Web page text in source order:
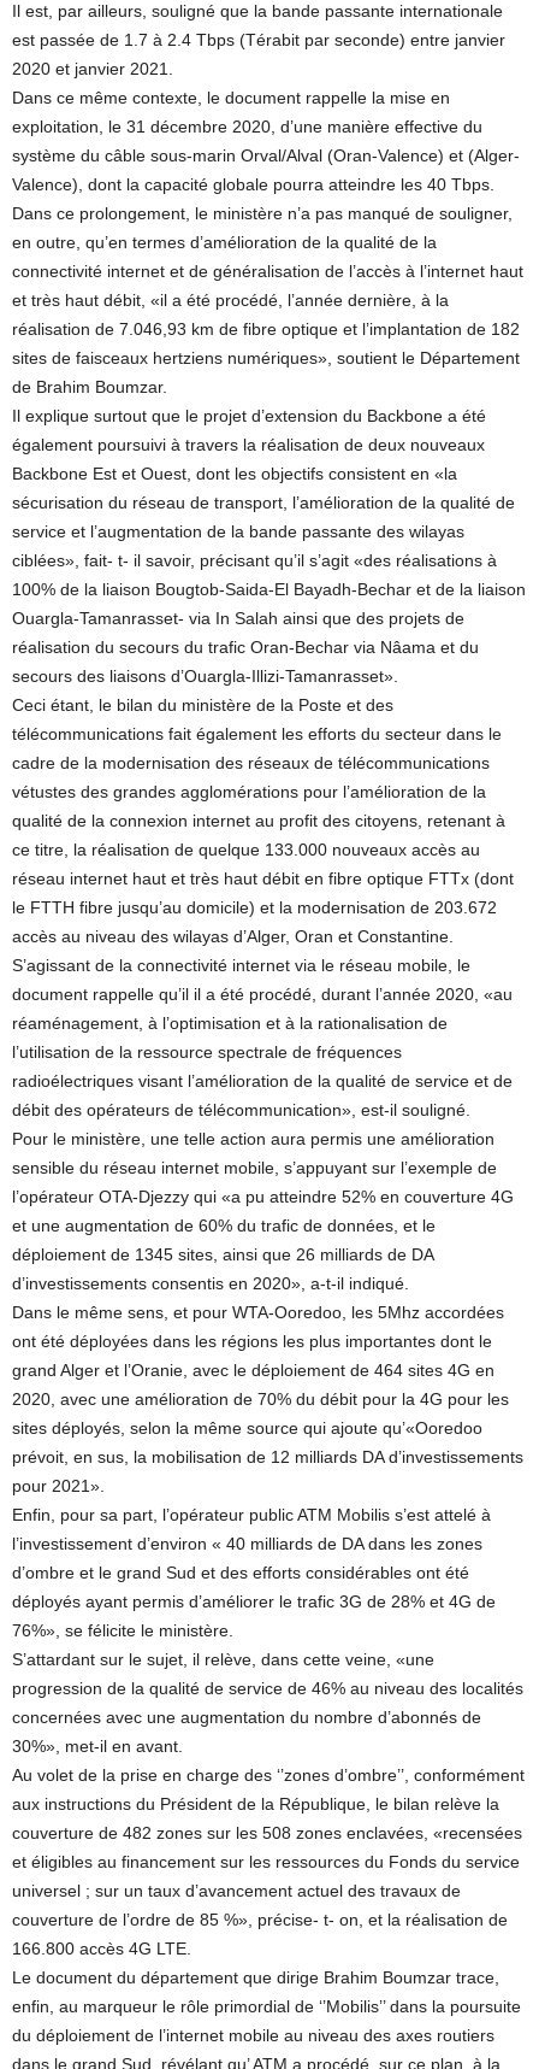
Il est, par ailleurs, souligné que la bande passante internationale
est passée de 1.7 à 2.4 Tbps (Térabit par seconde) entre janvier
2020 et janvier 2021.
Dans ce même contexte, le document rappelle la mise en
exploitation, le 31 décembre 2020, d’une manière effective du
système du câble sous-marin Orval/Alval (Oran-Valence) et (Alger-
Valence), dont la capacité globale pourra atteindre les 40 Tbps.
Dans ce prolongement, le ministère n’a pas manqué de souligner,
en outre, qu’en termes d’amélioration de la qualité de la
connectivité internet et de généralisation de l’accès à l’internet haut
et très haut débit, «il a été procédé, l’année dernière, à la
réalisation de 7.046,93 km de fibre optique et l’implantation de 182
sites de faisceaux hertziens numériques», soutient le Département
de Brahim Boumzar.
Il explique surtout que le projet d’extension du Backbone a été
également poursuivi à travers la réalisation de deux nouveaux
Backbone Est et Ouest, dont les objectifs consistent en «la
sécurisation du réseau de transport, l’amélioration de la qualité de
service et l’augmentation de la bande passante des wilayas
ciblées», fait- t- il savoir, précisant qu’il s’agit «des réalisations à
100% de la liaison Bougtob-Saida-El Bayadh-Bechar et de la liaison
Ouargla-Tamanrasset- via In Salah ainsi que des projets de
réalisation du secours du trafic Oran-Bechar via Nâama et du
secours des liaisons d’Ouargla-Illizi-Tamanrasset».
Ceci étant, le bilan du ministère de la Poste et des
télécommunications fait également les efforts du secteur dans le
cadre de la modernisation des réseaux de télécommunications
vétustes des grandes agglomérations pour l’amélioration de la
qualité de la connexion internet au profit des citoyens, retenant à
ce titre, la réalisation de quelque 133.000 nouveaux accès au
réseau internet haut et très haut débit en fibre optique FTTx (dont
le FTTH fibre jusqu’au domicile) et la modernisation de 203.672
accès au niveau des wilayas d’Alger, Oran et Constantine.
S’agissant de la connectivité internet via le réseau mobile, le
document rappelle qu’il il a été procédé, durant l’année 2020, «au
réaménagement, à l’optimisation et à la rationalisation de
l’utilisation de la ressource spectrale de fréquences
radioélectriques visant l’amélioration de la qualité de service et de
débit des opérateurs de télécommunication», est-il souligné.
Pour le ministère, une telle action aura permis une amélioration
sensible du réseau internet mobile, s’appuyant sur l’exemple de
l’opérateur OTA-Djezzy qui «a pu atteindre 52% en couverture 4G
et une augmentation de 60% du trafic de données, et le
déploiement de 1345 sites, ainsi que 26 milliards de DA
d’investissements consentis en 2020», a-t-il indiqué.
Dans le même sens, et pour WTA-Ooredoo, les 5Mhz accordées
ont été déployées dans les régions les plus importantes dont le
grand Alger et l’Oranie, avec le déploiement de 464 sites 4G en
2020, avec une amélioration de 70% du débit pour la 4G pour les
sites déployés, selon la même source qui ajoute qu’«Ooredoo
prévoit, en sus, la mobilisation de 12 milliards DA d’investissements
pour 2021».
Enfin, pour sa part, l’opérateur public ATM Mobilis s’est attelé à
l’investissement d’environ « 40 milliards de DA dans les zones
d’ombre et le grand Sud et des efforts considérables ont été
déployés ayant permis d’améliorer le trafic 3G de 28% et 4G de
76%», se félicite le ministère.
S’attardant sur le sujet, il relève, dans cette veine, «une
progression de la qualité de service de 46% au niveau des localités
concernées avec une augmentation du nombre d’abonnés de
30%», met-il en avant.
Au volet de la prise en charge des ‘’zones d’ombre’’, conformément
aux instructions du Président de la République, le bilan relève la
couverture de 482 zones sur les 508 zones enclavées, «recensées
et éligibles au financement sur les ressources du Fonds du service
universel ; sur un taux d’avancement actuel des travaux de
couverture de l’ordre de 85 %», précise- t- on, et la réalisation de
166.800 accès 4G LTE.
Le document du département que dirige Brahim Boumzar trace,
enfin, au marqueur le rôle primordial de ‘’Mobilis’’ dans la poursuite
du déploiement de l’internet mobile au niveau des axes routiers
dans le grand Sud, révélant qu’ ATM a procédé, sur ce plan, à la